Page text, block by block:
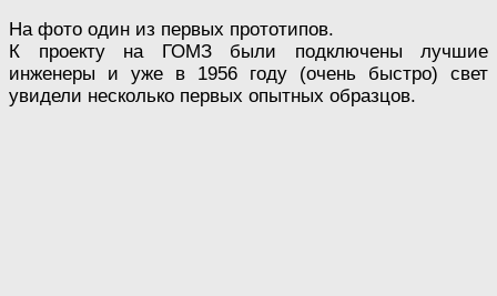
На фото один из первых прототипов.
К проекту на ГОМЗ были подключены лучшие
инженеры и уже в 1956 году (очень быстро) свет
увидели несколько первых опытных образцов.